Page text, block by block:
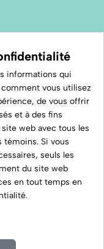
informations qui
vous utilisez
de vous offrir
et à des fins
web avec tous les
Si vous
seuls les
du site web
en tout temps en
.